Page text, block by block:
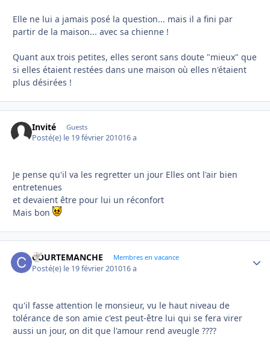
Elle ne lui a jamais posé la question... mais il a fini par
partir de la maison... avec sa chienne !
Quant aux trois petites, elles seront sans doute "mieux" que
si elles étaient restées dans une maison où elles n'étaient
plus désirées !
Invité Guests
Posté(e) le 19 février 201016 a
Je pense qu'il va les regretter un jour Elles ont l'air bien
entretenues
et devaient être pour lui un réconfort
Mais bon
COURTEMANCHE Membres en vacance
Posté(e) le 19 février 201016 a
qu'il fasse attention le monsieur, vu le haut niveau de
tolérance de son amie c'est peut-être lui qui se fera virer
aussi un jour, on dit que l'amour rend aveugle ????